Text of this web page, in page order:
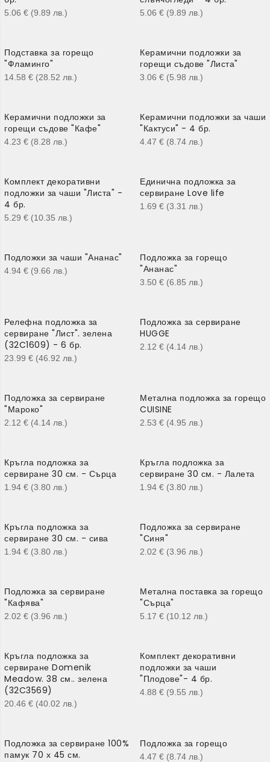
5.06 € (9.89 лв. ) 5.06 € (9.89 лв. )
Подставка за горещо
"Фламинго"
14.58 € (28.52 лв. )
Керамични подложки за
горещи съдове "Листа"
3.06 € (5.98 лв. )
Керамични подложки за
горещи съдове "Кафе"
4.23 € (8.28 лв. )
Керамични подложки за чаши
"Кактуси" - 4 бр.
4.47 € (8.74 лв. )
Комплект декоративни
подложки за чаши "Листа" -
4 бр.
5.29 € (10.35 лв. )
Единична подложка за
сервиране Love life
1.69 € (3.31 лв. )
Подложки за чаши "Ананас"
4.94 € (9.66 лв. )
Подложка за горещо
"Ананас"
3.50 € (6.85 лв. )
Релефна подложка за
сервиране "Лист". зелена
(32C1609) - 6 бр.
23.99 € (46.92 лв. )
Подложка за сервиране
HUGGE
2.12 € (4.14 лв. )
Подложка за сервиране
"Мароко"
2.12 € (4.14 лв. )
Метална подложка за горещо
CUISINE
2.53 € (4.95 лв. )
Кръгла подложка за
сервиране 30 см. - Сърца
1.94 € (3.80 лв. )
Кръгла подложка за
сервиране 30 см. - Лалета
1.94 € (3.80 лв. )
Кръгла подложка за
сервиране 30 см. - сива
1.94 € (3.80 лв. )
Подложка за сервиране
"Синя"
2.02 € (3.96 лв. )
Подложка за сервиране
"Кафява"
2.02 € (3.96 лв. )
Метална поставка за горещо
"Сърца"
5.17 € (10.12 лв. )
Кръгла подложка за
сервиране Domenik
Meadow. 38 см.. зелена
(32C3569)
20.46 € (40.02 лв. )
Комплект декоративни
подложки за чаши
"Плодове"- 4 бр.
4.88 € (9.55 лв. )
Подложка за сервиране 100%
памук 70 х 45 см.
Подложка за горещо
4.47 € (8.74 лв. )